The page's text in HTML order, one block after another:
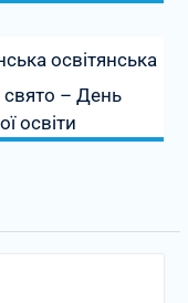
освітянська
свято – День
освіти